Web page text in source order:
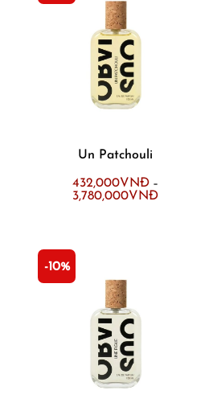
Un Patchouli
432,000VNĐ–
3,780,000VNĐ
-10%